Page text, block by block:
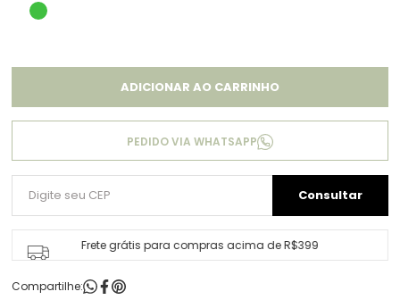
ADICIONAR AO CARRINHO
PEDIDO VIA WHATSAPP
Frete grátis para compras acima de R$399
Compartilhe: